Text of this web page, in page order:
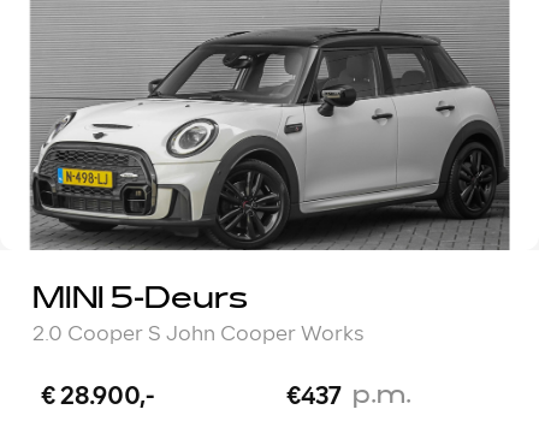
MINI 5-Deurs
2.0 Cooper S John Cooper Works
€ 28.900,- €437 p.m.